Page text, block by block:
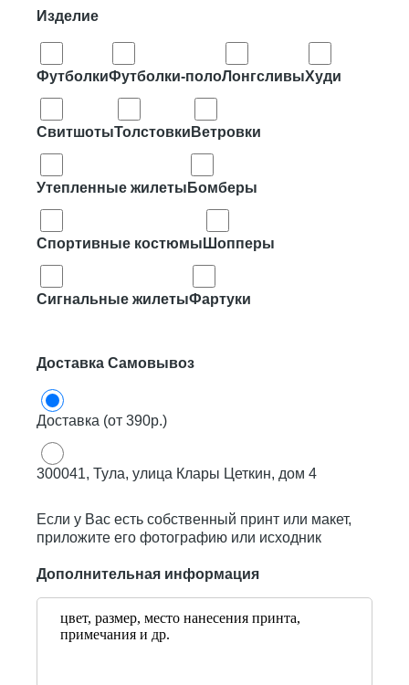
Изделие
ФутболкиФутболки-полоЛонгсливыХуди
СвитшотыТолстовки Ветровки
Утепленные жилеты Бомберы
Спортивные костюмы Шопперы
Сигнальные жилетыФартуки
Доставка Самовывоз
Доставка (от 390р.)
300041, Тула, улица Клары Цеткин, дом 4
Если у Вас есть собственный принт или макет,
приложите его фотографию или исходник
Дополнительная информация